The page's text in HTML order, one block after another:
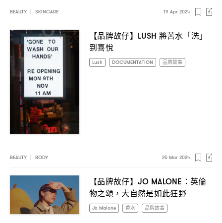
BEAUTY SKINCARE 19 Apr 2024
【品牌故仔】 LUSH 將苦水「洗」
到喜悅
Lush DOCUMENTATION 品牌故事
BEAUTY BODY 25 Mar 2024
【品牌故仔】 JO MALONE：英倫
物之頌， 大自然是如此狂野
Jo Malone 香水 品牌故事